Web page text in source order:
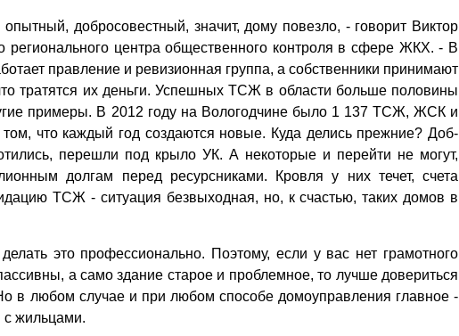
добросовестный, значит, дому повезло, - говорит Виктор
регионального центра общественного контроля в сфере ЖКХ. - В
правление и ревизионная группа, а собственники принимают
тратятся их деньги. Успешных ТСЖ в области больше половины
примеры. В 2012 году на Вологодчине было 1 137 ТСЖ, ЖСК и
что каждый год создаются новые. Куда делись прежние? Доб­
перешли под крыло УК. А некоторые и перейти не могут,
долгам перед ресурсниками. Кровля у них течет, счета
ТСЖ - ситуация безвыходная, но, к счастью, таких домов в
это профессионально. Поэтому, если у вас нет грамотного
а само здание старое и проблемное, то лучше довериться
в любом случае и при любом способе домоуправления главное -
с жильцами.